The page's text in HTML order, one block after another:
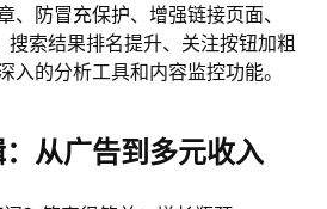
防冒充保护、增强链接页面、
索结果排名提升、关注按钮加粗
入的分析工具和内容监控功能。
从广告到多元收入